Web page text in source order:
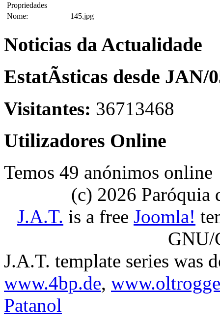
Propriedades
Nome:
145.jpg
Noticias da Actualidade
EstatÃ­sticas desde JAN/
Visitantes: 36713468
Utilizadores Online
Temos 49 anónimos online
(c) 2026 Paróquia
J.A.T. is a free Joomla!
GNU/
J.A.T. template series was
www.4bp.de,
Patanol